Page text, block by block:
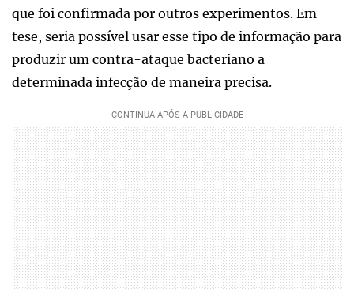
que foi confirmada por outros experimentos. Em
tese, seria possível usar esse tipo de informação para
produzir um contra-ataque bacteriano a
determinada infecção de maneira precisa.